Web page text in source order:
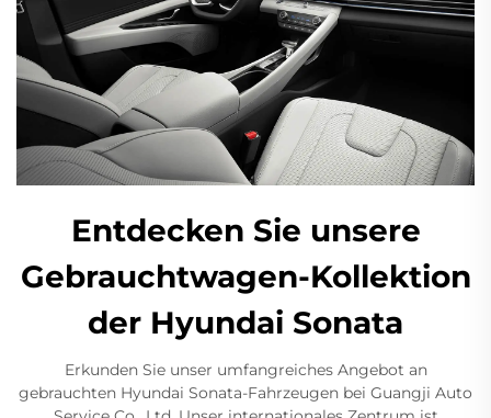
Entdecken Sie unsere
Gebrauchtwagen-Kollektion
der Hyundai Sonata
Erkunden Sie unser umfangreiches Angebot an
gebrauchten Hyundai Sonata-Fahrzeugen bei Guangji Auto